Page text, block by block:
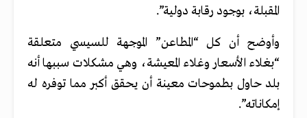
المقبلة، بوجود رقابة دولية”.
وأوضح أن كل “المطاعن” الموجهة للسيسي متعلقة
“بغلاء الأسعار وغلاء المعيشة، وهي مشكلات سببها أنه
بلد حاول بطموحات معينة أن يحقق أكبر مما توفره له
إمكاناته”.